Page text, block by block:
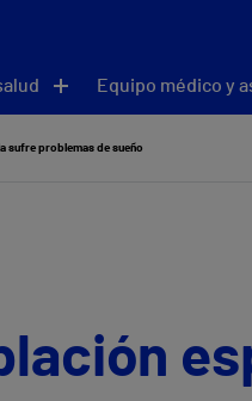
Equipo médico y
sufre problemas de sueño